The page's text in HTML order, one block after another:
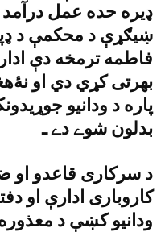
ډيره حده عمل
ښيګړې د محکمې د
فاطمه ترمخه دې
بهرتى کړي دي او
پاره د ودانيو
بدلون شوے دے ـ
د سرکارى قاعدو او
کاروبارى ادارې او
ودانيو کښې د